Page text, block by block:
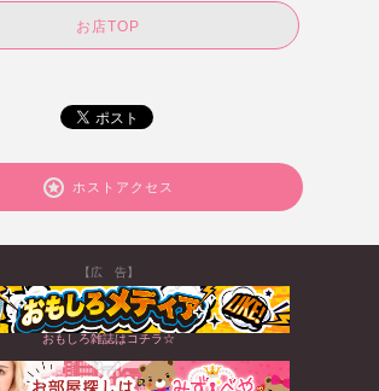
お店TOP
ホストアクセス
【広 告】
おもしろ雑誌はコチラ☆